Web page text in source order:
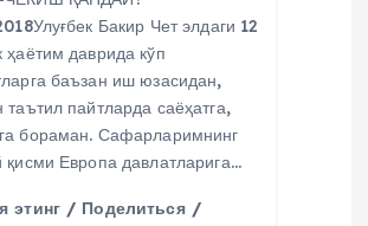
Бакир Чет элдаги 12
ҳаётим даврида кўп
баъзан иш юзасидан,
таътил пайтларда саёҳатга,
бораман. Сафарларимнинг
қисми Европа давлатларига…
этинг / Поделиться /